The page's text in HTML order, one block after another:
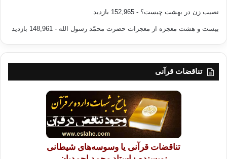
نصیب زن در بهشت چیست؟ - 152,965 بازدید
بیست و هشت معجزه از معجزات حضرت محمّد رسول الله - 148,961 بازدید
تناقضات قرآنی
تناقضات قرآنی یا وسوسه‌های شیطانی